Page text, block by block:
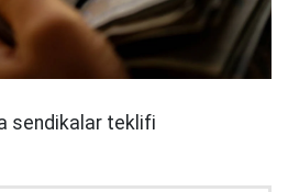
sendikalar teklifi